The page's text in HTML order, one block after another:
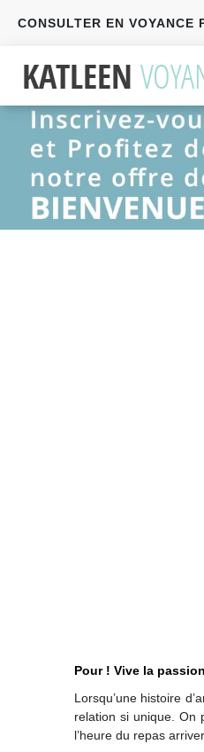
CONSULTER EN
Pour ! Vive la
Lorsqu’une histoire
relation si unique. On
l’heure du repas